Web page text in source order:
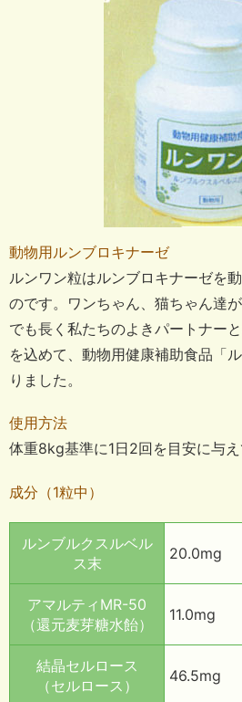
動物用ルンブロキナーゼ
ルンワン粒はルンブロキナーゼを
のです。ワンちゃん、猫ちゃん達
でも長く私たちのよきパートナー
を込めて、動物用健康補助食品「
りました。
使用方法
体重8kg基準に1日2回を目安に与え
成分（1粒中）
ルンブルクスルベル
ス末
20.0mg
アマルティMR-50
（還元麦芽糖水飴）
11.0mg
結晶セルロース
（セルロース）
46.5mg